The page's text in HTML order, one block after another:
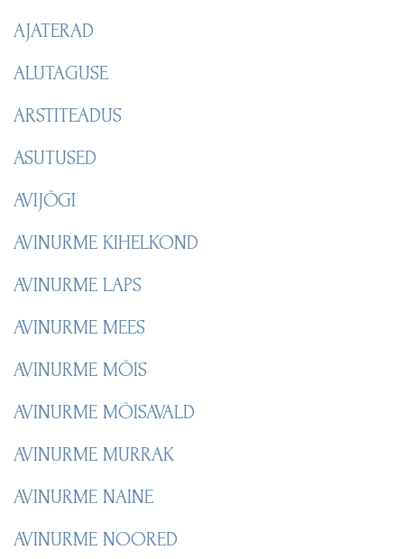
AJATERAD
ALUTAGUSE
ARSTITEADUS
ASUTUSED
AVIJÕGI
AVINURME KIHELKOND
AVINURME LAPS
AVINURME MEES
AVINURME MÕIS
AVINURME MÕISAVALD
AVINURME MURRAK
AVINURME NAINE
AVINURME NOORED